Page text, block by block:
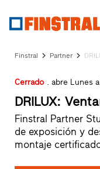
de
nueva
para
Arquitectos
Finstral
Partner
Búsqueda
Finstral Partner
Cerrado. abre Lunes
DRILUX:
Finstral Partner
de exposición y
montaje